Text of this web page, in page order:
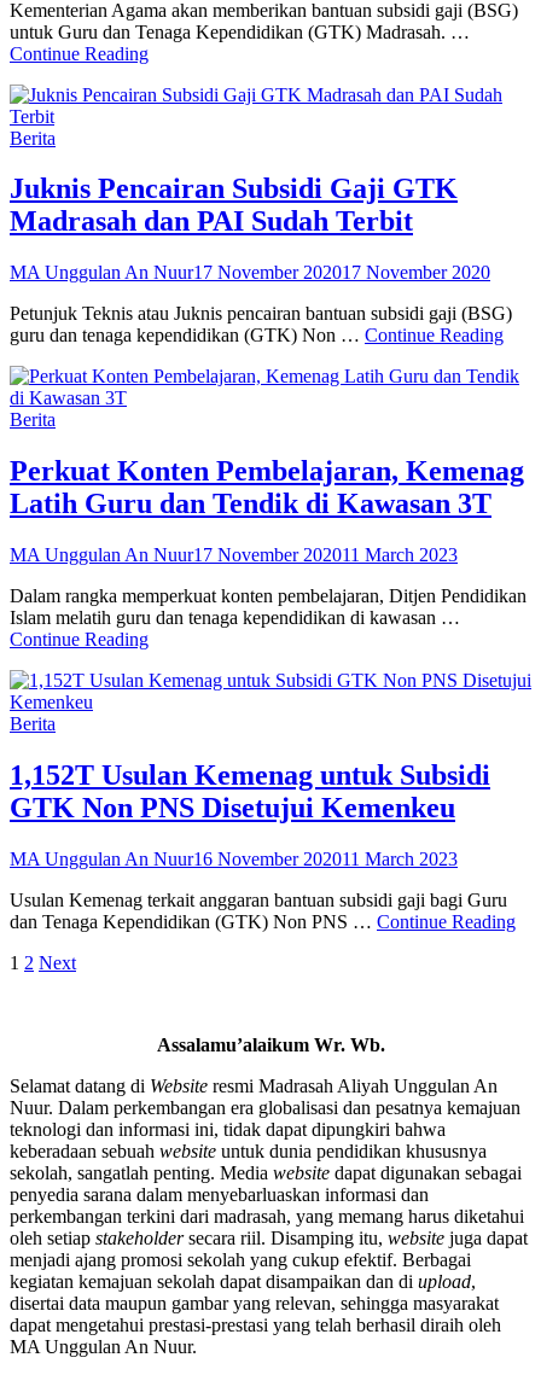
Kementerian Agama akan memberikan bantuan subsidi gaji (BSG)
untuk Guru dan Tenaga Kependidikan (GTK) Madrasah. …
Continue ReadingBantuan
Gaji
Langsung
Masuk
Rekening
Categories
Berita
Juknis Pencairan Subsidi Gaji GTK
Madrasah dan PAI Sudah Terbit
MA Unggulan An NuurPosted
17 November 202017 November 2020
Petunjuk Teknis atau Juknis pencairan bantuan subsidi gaji (BSG)
guru dan tenaga kependidikan (GTK) Non … Continue Reading
dan
PAI
Categories
Berita
Perkuat Konten Pembelajaran, Kemenag
Latih Guru dan Tendik di Kawasan 3T
MA Unggulan An NuurPosted
17 November 202011 March 2023
Dalam rangka memperkuat konten pembelajaran, Ditjen Pendidikan
Islam melatih guru dan tenaga kependidikan di kawasan …
Continue ReadingPerkuat
Pembelajaran,
dan
Tendik
di
3T
Categories
Berita
1,152T Usulan Kemenag untuk Subsidi
GTK Non PNS Disetujui Kemenkeu
MA Unggulan An NuurPosted
16 November 202011 March 2023
Usulan Kemenag terkait anggaran bantuan subsidi gaji bagi Guru
dan Tenaga Kependidikan (GTK) Non PNS … Continue Reading
Posts
Page
1 Page
2 Next
Assalamu’alaikum Wr. Wb.
Selamat datang di Website resmi Madrasah Aliyah Unggulan An
Nuur. Dalam perkembangan era globalisasi dan pesatnya kemajuan
teknologi dan informasi ini, tidak dapat dipungkiri bahwa
keberadaan sebuah website untuk dunia pendidikan khususnya
sekolah, sangatlah penting. Media website dapat digunakan sebagai
penyedia sarana dalam menyebarluaskan informasi dan
perkembangan terkini dari madrasah, yang memang harus diketahui
oleh setiap stakeholdersecara riil. Disamping itu, website juga dapat
menjadi ajang promosi sekolah yang cukup efektif. Berbagai
kegiatan kemajuan sekolah dapat disampaikan dan di upload,
disertai data maupun gambar yang relevan, sehingga masyarakat
dapat mengetahui prestasi-prestasi yang telah berhasil diraih oleh
MA Unggulan An Nuur.